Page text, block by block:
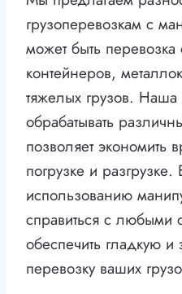
грузоперевозкам с
может быть перевозка
контейнеров,
тяжелых грузов. Наша
обрабатывать
позволяет экономить
погрузке и разгрузке.
использованию
справиться с любыми
обеспечить гладкую и
перевозку ваших